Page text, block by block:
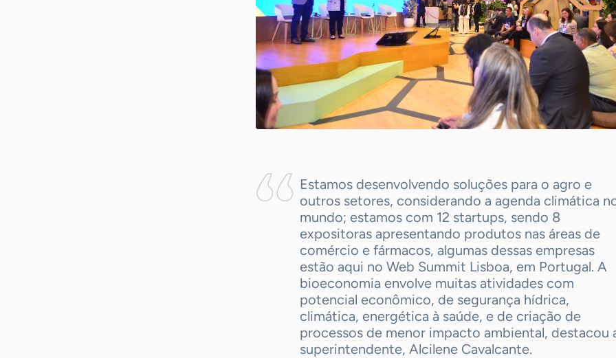
Estamos desenvolvendo soluções para o agro e
outros setores, considerando a agenda climática
mundo; estamos com 12 startups, sendo 8
expositoras apresentando produtos nas áreas de
comércio e fármacos, algumas dessas empresas
estão aqui no Web Summit Lisboa, em Portugal. A
bioeconomia envolve muitas atividades com
potencial econômico, de segurança hídrica,
climática, energética à saúde, e de criação de
processos de menor impacto ambiental, destacou
superintendente, Alcilene Cavalcante.